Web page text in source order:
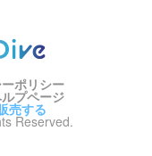
ポリシー
プページ
売する
Reserved.